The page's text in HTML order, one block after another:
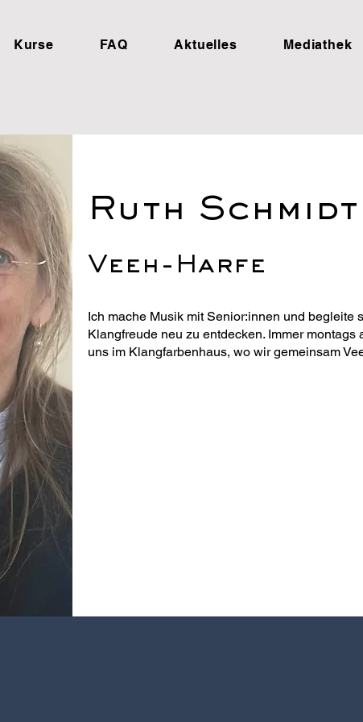
Kurse FAQ Aktuelles Mediathek
Ruth Schmidt
Veeh-Harfe
Ich mache Musik mit Senior:innen und begleite
Klangfreude neu zu entdecken. Immer montags
uns im Klangfarbenhaus, wo wir gemeinsam